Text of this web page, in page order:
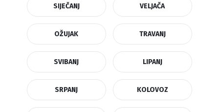
SIJEČANJ VELJAČA
OŽUJAK TRAVANJ
SVIBANJ LIPANJ
SRPANJ KOLOVOZ